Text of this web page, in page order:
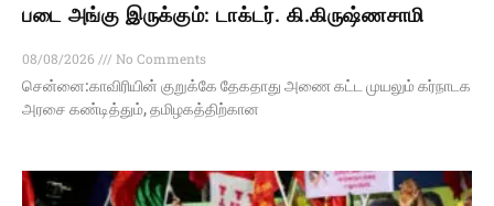
படை அங்கு இருக்கும்: டாக்டர். கி.கிருஷ்ணசாமி
08/08/2026
No Comments
சென்னை:காவிரியின் குறுக்கே தேகதாது அணை கட்ட முயலும் கர்நாடக
அரசை கண்டித்தும், தமிழகத்திற்கான